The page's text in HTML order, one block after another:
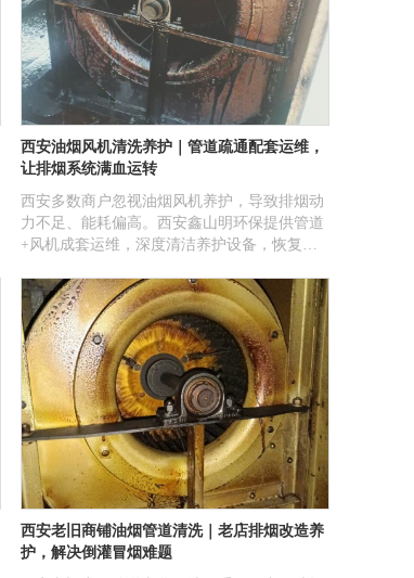
西安油烟风机清洗养护｜管道疏通配套运维，
让排烟系统满血运转
西安多数商户忽视油烟风机养护，导致排烟动
力不足、能耗偏高。西安鑫山明环保提供管道
+风机成套运维，深度清洁养护设备，恢复排
西安老旧商铺油烟管道清洗｜老店排烟改造养
护，解决倒灌冒烟难题